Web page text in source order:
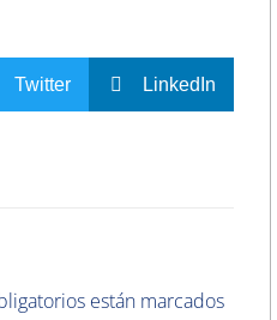
Twitter LinkedIn
están marcados